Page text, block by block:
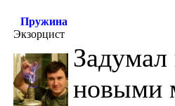
Пружина
Экзорцист
Задумал
новыми